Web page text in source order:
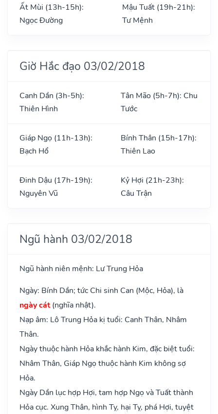
Ất Mùi (13h-15h):
Ngọc Đường
Mậu Tuất (19h-21h):
Tư Mệnh
Giờ Hắc đạo 03/02/2018
Canh Dần (3h-5h):
Thiên Hình
Tân Mão (5h-7h): Chu
Tước
Giáp Ngọ (11h-13h):
Bạch Hổ
Bính Thân (15h-17h):
Thiên Lao
Đinh Dậu (17h-19h):
Nguyên Vũ
Kỷ Hợi (21h-23h):
Câu Trận
Ngũ hành 03/02/2018
Ngũ hành niên mệnh: Lư Trung Hỏa
Ngày: Bính Dần; tức Chi sinh Can (Mộc, Hỏa), là
ngày cát(nghĩa nhật).
Nạp âm: Lô Trung Hỏa kị tuổi: Canh Thân, Nhâm
Thân.
Ngày thuộc hành Hỏa khắc hành Kim, đặc biệt tuổi:
Nhâm Thân, Giáp Ngọ thuộc hành Kim không sợ
Hỏa.
Ngày Dần lục hợp Hợi, tam hợp Ngọ và Tuất thành
Hỏa cục. Xung Thân, hình Tỵ, hại Tỵ, phá Hợi, tuyệt